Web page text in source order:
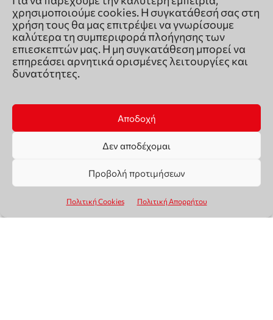
χρησιμοποιούμε cookies. Η συγκατάθεσή σας στη
χρήση τους θα μας επιτρέψει να γνωρίσουμε
καλύτερα τη συμπεριφορά πλοήγησης των
επιεσκεπτών μας. Η μη συγκατάθεση μπορεί να
επηρεάσει αρνητικά ορισμένες λειτουργίες και
δυνατότητες.
Αποδοχή
Δεν αποδέχομαι
Προβολή προτιμήσεων
Πολιτική Cookies Πολιτική Απορρήτου